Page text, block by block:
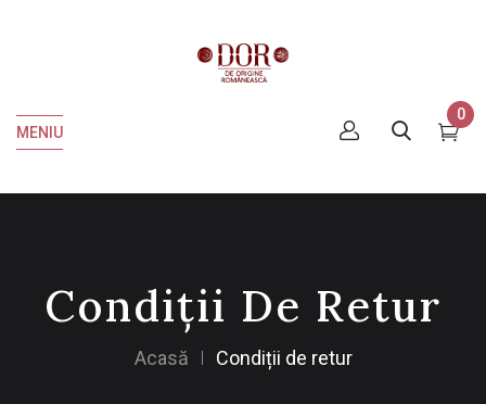
MENIU
0
Condiții De Retur
Acasă Condiții de retur